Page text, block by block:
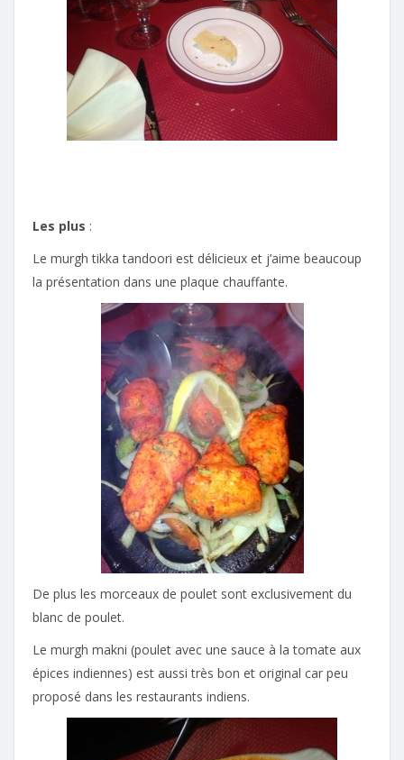
Les plus :
Le murgh tikka tandoori est délicieux et j’aime beaucoup
la présentation dans une plaque chauffante.
De plus les morceaux de poulet sont exclusivement du
blanc de poulet.
Le murgh makni (poulet avec une sauce à la tomate aux
épices indiennes) est aussi très bon et original car peu
proposé dans les restaurants indiens.